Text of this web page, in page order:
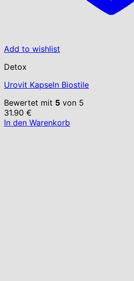
Add to wishlist
Detox
Urovit Kapseln Biostile
Bewertet mit 5 von 5
31.90 €
In den Warenkorb